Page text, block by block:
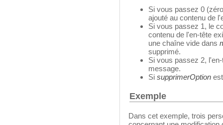
Si vous passez 0
ajouté au contenu de
Si vous passez 1, le
contenu de l'en-tête
une chaîne vide dans
supprimé.
Si vous passez 2,
message.
Si supprimerOption
Exemple
Dans cet exemple, trois